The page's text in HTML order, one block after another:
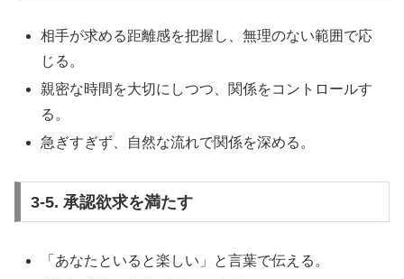
相手が求める距離感を把握し、無理のない範囲で応
じる。
親密な時間を大切にしつつ、関係をコントロールす
る。
急ぎすぎず、自然な流れで関係を深める。
3-5. 承認欲求を満たす
「あなたといると楽しい」と言葉で伝える。